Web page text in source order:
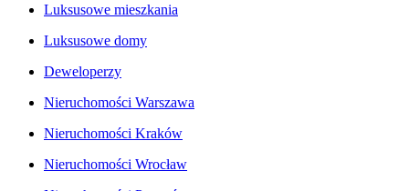
Luksusowe mieszkania
Luksusowe domy
Deweloperzy
Nieruchomości Warszawa
Nieruchomości Kraków
Nieruchomości Wrocław